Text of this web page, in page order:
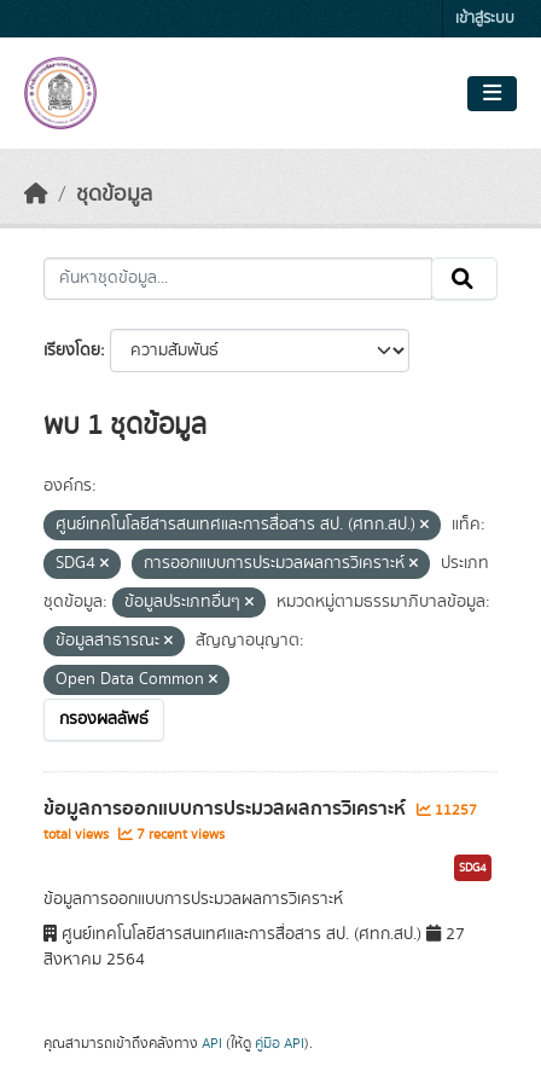
เข้าสู่ระบบ
ชุดข้อมูล
เรียงโดย
พบ 1 ชุดข้อมูล
องค์กร:
ศูนย์เทคโนโลยีสารสนเทศและการสื่อสาร สป. (ศทก.สป.)
แท็ค:
SDG4
การออกแบบการประมวลผลการวิเคราะห์
ประเภท
ชุดข้อมูล:
ข้อมูลประเภทอื่นๆ
หมวดหมู่ตามธรรมาภิบาลข้อมูล:
ข้อมูลสาธารณะ
สัญญาอนุญาต:
Open Data Common
กรองผลลัพธ์
ข้อมูลการออกแบบการประมวลผลการวิเคราะห์
11257
total views
7 recent views
SDG4
ข้อมูลการออกแบบการประมวลผลการวิเคราะห์
ศูนย์เทคโนโลยีสารสนเทศและการสื่อสาร สป. (ศทก.สป.)
27
สิงหาคม 2564
คุณสามารถเข้าถึงคลังทาง API (ให้ดู คู่มือ API).